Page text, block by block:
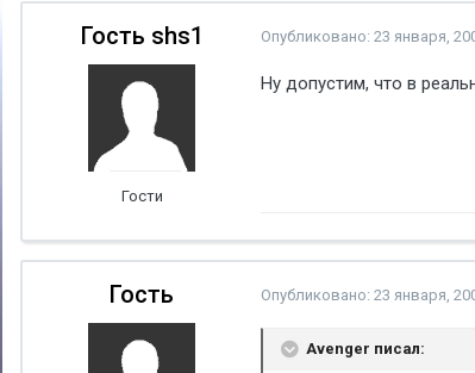
Гость shs1
Гости
Опубликовано: 23 января,
Ну допустим, что в
Гость Опубликовано: 23 января,
Avenger писал: